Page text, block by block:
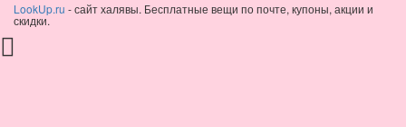
LookUp.ru - сайт халявы. Бесплатные вещи по почте, купоны, акции и
скидки.